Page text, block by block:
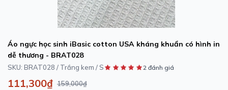
Áo ngực học sinh iBasic cotton USA kháng khuẩn có hình in
dễ thương - BRAT028
SKU: BRAT028 / Trắng kem / S 2 đánh giá
111,300₫ 159,000₫